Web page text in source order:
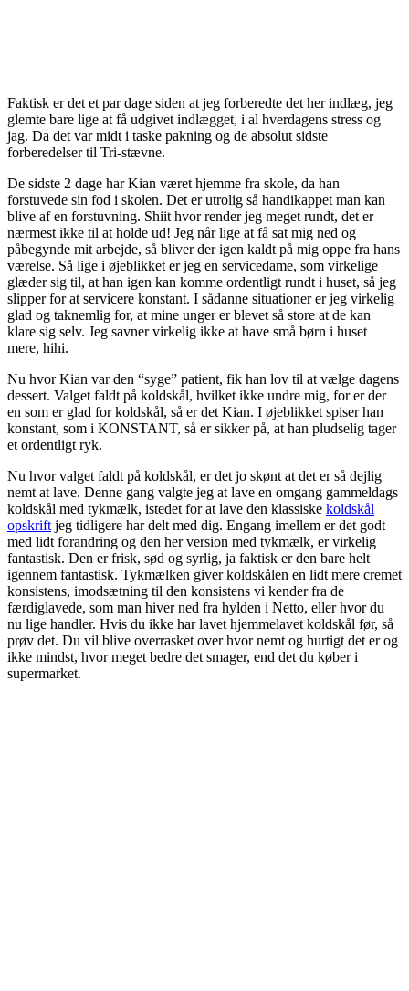
Faktisk er det et par dage siden at jeg forberedte det her indlæg, jeg
glemte bare lige at få udgivet indlægget, i al hverdagens stress og
jag. Da det var midt i taske pakning og de absolut sidste
forberedelser til Tri-stævne.
De sidste 2 dage har Kian været hjemme fra skole, da han
forstuvede sin fod i skolen. Det er utrolig så handikappet man kan
blive af en forstuvning. Shiit hvor render jeg meget rundt, det er
nærmest ikke til at holde ud! Jeg når lige at få sat mig ned og
påbegynde mit arbejde, så bliver der igen kaldt på mig oppe fra hans
værelse. Så lige i øjeblikket er jeg en servicedame, som virkelige
glæder sig til, at han igen kan komme ordentligt rundt i huset, så jeg
slipper for at servicere konstant. I sådanne situationer er jeg virkelig
glad og taknemlig for, at mine unger er blevet så store at de kan
klare sig selv. Jeg savner virkelig ikke at have små børn i huset
mere, hihi.
Nu hvor Kian var den “syge” patient, fik han lov til at vælge dagens
dessert. Valget faldt på koldskål, hvilket ikke undre mig, for er der
en som er glad for koldskål, så er det Kian. I øjeblikket spiser han
konstant, som i KONSTANT, så er sikker på, at han pludselig tager
et ordentligt ryk.
Nu hvor valget faldt på koldskål, er det jo skønt at det er så dejlig
nemt at lave. Denne gang valgte jeg at lave en omgang gammeldags
koldskål med tykmælk, istedet for at lave den klassiske koldskål
opskrift jeg tidligere har delt med dig. Engang imellem er det godt
med lidt forandring og den her version med tykmælk, er virkelig
fantastisk. Den er frisk, sød og syrlig, ja faktisk er den bare helt
igennem fantastisk. Tykmælken giver koldskålen en lidt mere cremet
konsistens, imodsætning til den konsistens vi kender fra de
færdiglavede, som man hiver ned fra hylden i Netto, eller hvor du
nu lige handler. Hvis du ikke har lavet hjemmelavet koldskål før, så
prøv det. Du vil blive overrasket over hvor nemt og hurtigt det er og
ikke mindst, hvor meget bedre det smager, end det du køber i
supermarket.